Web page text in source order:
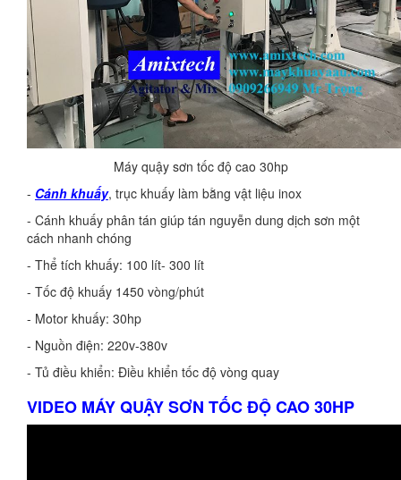
Máy quậy sơn tốc độ cao 30hp
- Cánh khuấy, trục khuấy làm bằng vật liệu inox
- Cánh khuấy phân tán giúp tán nguyễn dung dịch sơn một
cách nhanh chóng
- Thể tích khuấy: 100 lít- 300 lít
- Tốc độ khuấy 1450 vòng/phút
- Motor khuấy: 30hp
- Nguồn điện: 220v-380v
- Tủ điều khiển: Điều khiển tốc độ vòng quay
VIDEO MÁY QUẬY SƠN TỐC ĐỘ CAO 30HP